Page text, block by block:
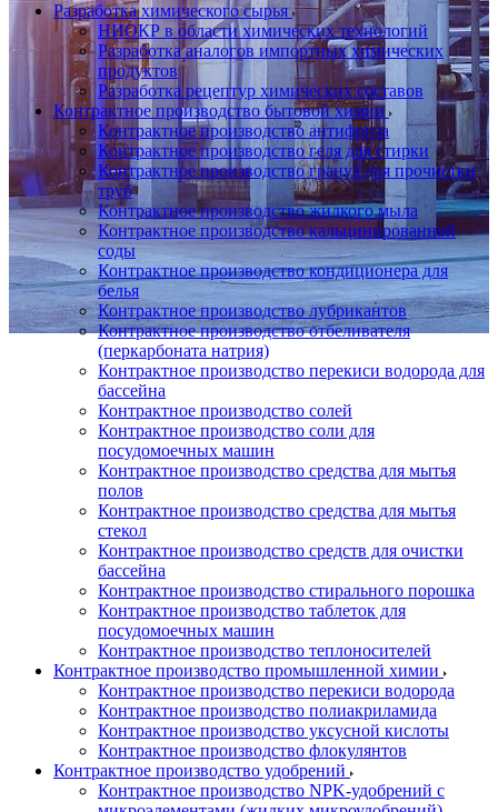
Разработка химического сырья
НИОКР в области химических технологий
Разработка аналогов импортных химических
продуктов
Разработка рецептур химических составов
Контрактное производство бытовой химии
Контрактное производство антифриза
Контрактное производство геля для стирки
Контрактное производство гранул для прочистки
труб
Контрактное производство жидкого мыла
Контрактное производство кальцинированной
соды
Контрактное производство кондиционера для
белья
Контрактное производство лубрикантов
Контрактное производство отбеливателя
(перкарбоната натрия)
Контрактное производство перекиси водорода для
бассейна
Контрактное производство солей
Контрактное производство соли для
посудомоечных машин
Контрактное производство средства для мытья
полов
Контрактное производство средства для мытья
стекол
Контрактное производство средств для очистки
бассейна
Контрактное производство стирального порошка
Контрактное производство таблеток для
посудомоечных машин
Контрактное производство теплоносителей
Контрактное производство промышленной химии
Контрактное производство перекиси водорода
Контрактное производство полиакриламида
Контрактное производство уксусной кислоты
Контрактное производство флокулянтов
Контрактное производство удобрений
Контрактное производство NPK-удобрений с